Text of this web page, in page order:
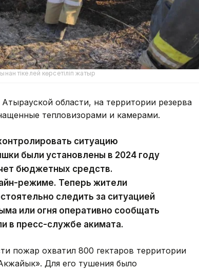
тікелей көрсетіліп жатыр
области, на территории резерва
тепловизорами и камерами.
ситуацию
были установлены в 2024 году
бюджетных средств.
режиме. Теперь жители
следить за ситуацией
или огня оперативно сообщать
в пресс-службе акимата.
пожар охватил 800 гектаров территории
Для его тушения было